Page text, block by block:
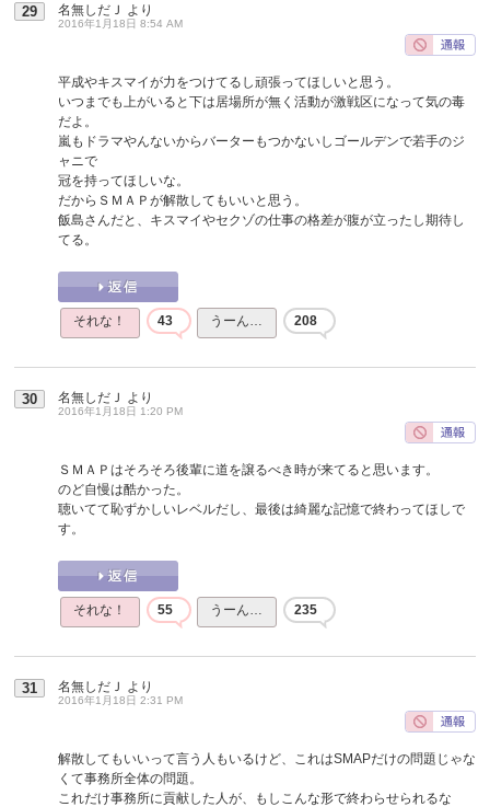
29 名無しだＪ より
2016年1月18日 8:54 AM
平成やキスマイが力をつけてるし頑張ってほしいと思う。
いつまでも上がいると下は居場所が無く活動が激戦区になって気の毒
だよ。
嵐もドラマやんないからバーターもつかないしゴールデンで若手のジ
ャニで
冠を持ってほしいな。
だからＳＭＡＰが解散してもいいと思う。
飯島さんだと、キスマイやセクゾの仕事の格差が腹が立ったし期待し
てる。
それな！ 43 うーん… 208
30 名無しだＪ より
2016年1月18日 1:20 PM
ＳＭＡＰはそろそろ後輩に道を譲るべき時が来てると思います。
のど自慢は酷かった。
聴いてて恥ずかしいレベルだし、最後は綺麗な記憶で終わってほしで
す。
それな！ 55 うーん… 235
31 名無しだＪ より
2016年1月18日 2:31 PM
解散してもいいって言う人もいるけど、これはSMAPだけの問題じゃな
くて事務所全体の問題。
これだけ事務所に貢献した人が、もしこんな形で終わらせられるな